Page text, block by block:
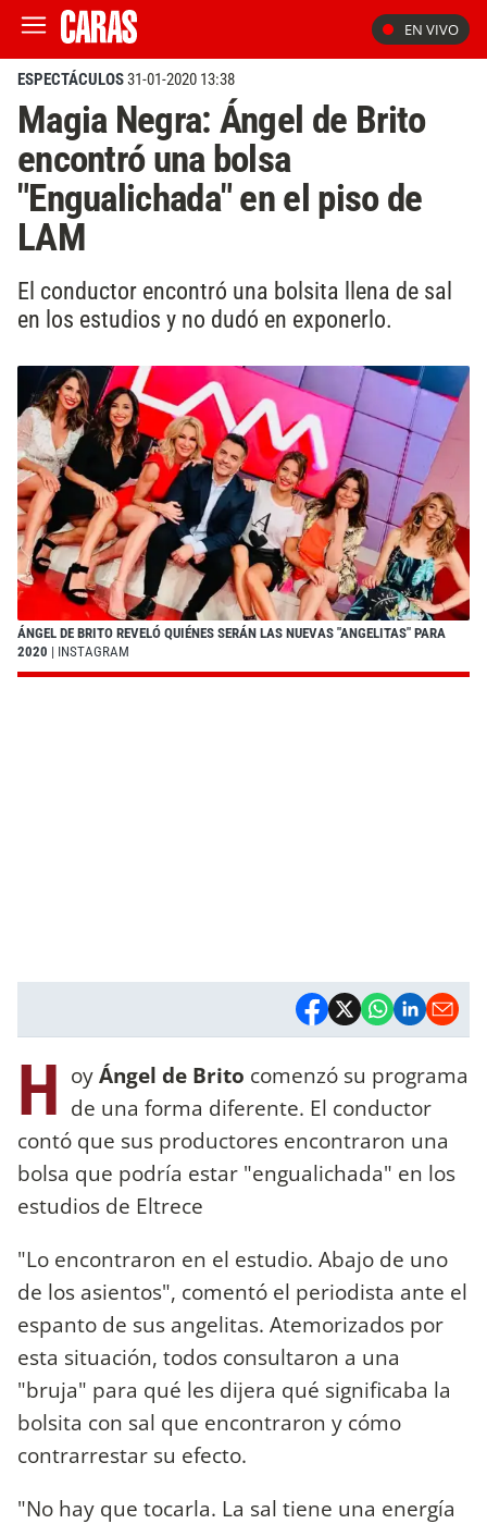
EN VIVO
ESPECTÁCULOS31-01-2020 13:38
Magia Negra: Ángel de Brito
encontró una bolsa
"Engualichada" en el piso de
LAM
El conductor encontró una bolsita llena de sal
en los estudios y no dudó en exponerlo.
ÁNGEL DE BRITO REVELÓ QUIÉNES SERÁN LAS NUEVAS "ANGELITAS" PARA
2020 | INSTAGRAM
H oyÁngel de Brito comenzó su programa
de una forma diferente. El conductor
contó que sus productores encontraron una
bolsa que podría estar "engualichada" en los
estudios de Eltrece
"Lo encontraron en el estudio. Abajo de uno
de los asientos", comentó el periodista ante el
espanto de sus angelitas. Atemorizados por
esta situación, todos consultaron a una
"bruja" para qué les dijera qué significaba la
bolsita con sal que encontraron y cómo
contrarrestar su efecto.
"No hay que tocarla. La sal tiene una energía